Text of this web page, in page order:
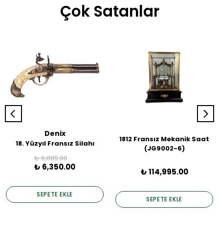
Çok Satanlar
Denix
18. Yüzyıl Fransız Silahı
₺ 6,895.00
₺ 6,350.00
SEPETE EKLE
1812 Fransız Mekanik Saat
(JG9002-6)
₺ 114,995.00
SEPETE EKLE